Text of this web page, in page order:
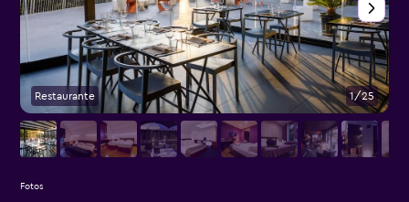
Restaurante 1/25
Fotos